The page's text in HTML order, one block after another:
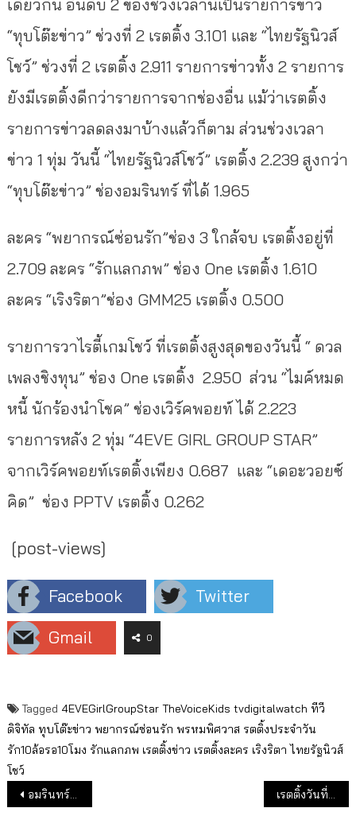
เดียวกัน อันดับ 2 ของช่วงเวลานี้เป็นรายการข่าว
“ทุบโต๊ะข่าว” ช่วงที่ 2 เรตติ้ง 3.101 และ “ไทยรัฐนิวส์
โชว์” ช่วงที่ 2 เรตติ้ง 2.911 รายการข่าวทั้ง 2 รายการ
ยังมีเรตติ้งดีกว่ารายการจากช่องอื่น แม้ว่าเรตติ้ง
รายการข่าวลดลงมาบ้างแล้วก็ตาม ส่วนช่วงเวลา
ข่าว 1 ทุ่ม วันนี้ “ไทยรัฐนิวส์โชว์” เรตติ้ง 2.239 สูงกว่า
“ทุบโต๊ะข่าว” ช่องอมรินทร์ ที่ได้ 1.965
ละคร “พยากรณ์ซ่อนรัก”ช่อง 3 ใกล้จบ เรตติ้งอยู่ที่
2.709 ละคร “รักแลกภพ” ช่อง One เรตติ้ง 1.610
ละคร “เริงริตา”ช่อง GMM25 เรตติ้ง 0.500
รายการวาไรตี้เกมโชว์ ที่เรตติ้งสูงสุดของวันนี้ “ ดวล
เพลงชิงทุน” ช่อง One เรตติ้ง 2.950 ส่วน “ไมค์หมด
หนี้ นักร้องนำโชค” ช่องเวิร์คพอยท์ ได้ 2.223
รายการหลัง 2 ทุ่ม “4EVE GIRL GROUP STAR”
จากเวิร์คพอยท์เรตติ้งเพียง 0.687 และ “เดอะวอยซ์
คิด” ช่อง PPTV เรตติ้ง 0.262
[post-views]
Facebook
Twitter
Gmail
0
Tagged 4EVEGirlGroupStar TheVoiceKids tvdigitalwatch ทีวี
ดิจิทัล ทุบโต๊ะข่าว พยากรณ์ซ่อนรัก พรหมพิศวาส รตติ้งประจำวัน
รัก10ล้อรอ10โมง รักแลกภพ เรตติ้งข่าว เรตติ้งละคร เริงริตา ไทยรัฐนิวส์
โชว์
แนะแนวเรื่อง
อมรินทร์ –ไทยรัฐ เริ่มแผ่ว แต่ยังอยู่อันดับ 4 และ 5 เรตติ้งวันที่ 21 ก.ค.63 : วันที่เรตติ้งผู้ชมทีวีเบาบาง